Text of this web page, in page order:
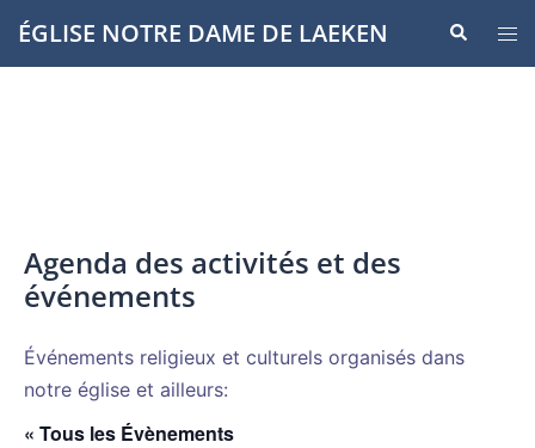
Aller
auÉGLISE NOTRE DAME DE LAEKEN
le
Agenda des activités et des
événements
Événements religieux et culturels organisés dans
notre église et ailleurs:
« Tous les Évènements